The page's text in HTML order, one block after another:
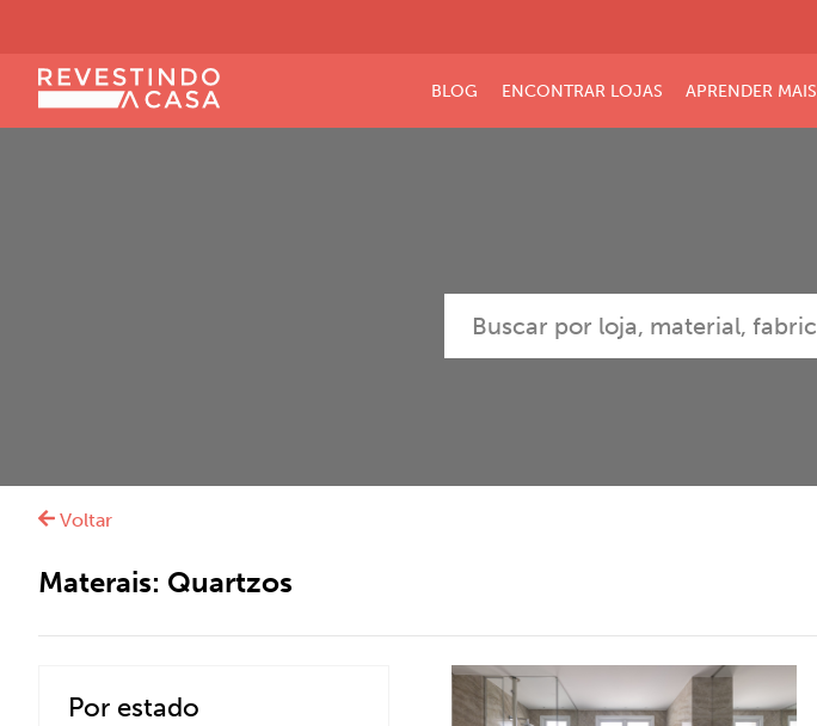
BLOG ENCONTRAR LOJAS APRENDER MAIS
Voltar
Materais: Quartzos
Por estado